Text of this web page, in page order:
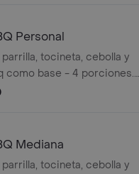
Personal
parrilla, tocineta, cebolla y
como base - 4 porciones.
de Ajo, Sazonador
Mediana
parrilla, tocineta, cebolla y